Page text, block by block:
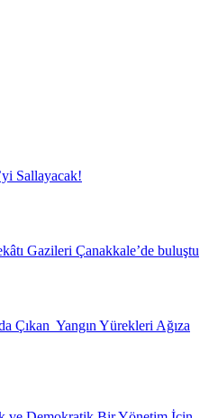
Sallayacak!
Gazileri Çanakkale’de buluştu
Çıkan Yangın Yürekleri Ağıza